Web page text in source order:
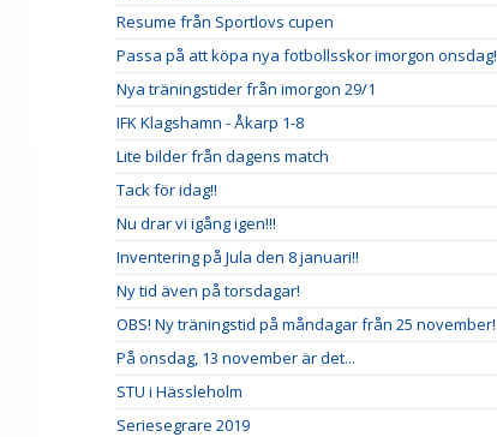
Resume från Sportlovs cupen
Passa på att köpa nya fotbollsskor imorgon onsdag!
Nya träningstider från imorgon 29/1
IFK Klagshamn - Åkarp 1-8
Lite bilder från dagens match
Tack för idag!!
Nu drar vi igång igen!!!
Inventering på Jula den 8 januari!!
Ny tid även på torsdagar!
OBS! Ny träningstid på måndagar från 25 november!
På onsdag, 13 november är det...
STU i Hässleholm
Seriesegrare 2019